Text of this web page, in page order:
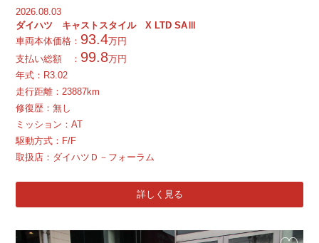
2026.08.03
ダイハツ キャストスタイル X LTD SAⅢ
車両本体価格： 93.4万円
支払い総額 ： 99.8万円
年式： R3.02
走行距離：23887km
修復歴：無し
ミッション：AT
駆動方式：F/F
取扱店：ダイハツＤ－フォーラム
詳しく見る